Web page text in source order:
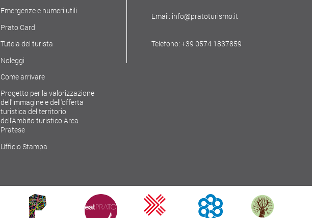
Emergenze e numeri utili
Prato Card
Tutela del turista
Noleggi
Come arrivare
Progetto per la valorizzazione
dell'immagine e dell'offerta
turistica del territorio
dell'Ambito turistico Area
Pratese
Ufficio Stampa
Email: info@pratoturismo.it
Telefono: +39 0574 1837859